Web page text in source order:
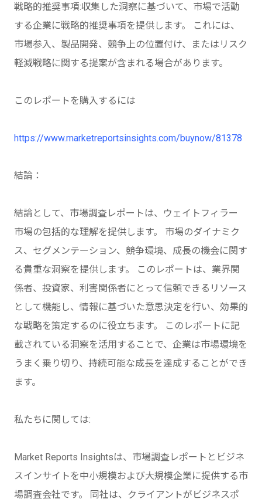
戦略的推奨事項:収集した洞察に基づいて、市場で活動
する企業に戦略的推奨事項を提供します。 これには、
市場参入、製品開発、競争上の位置付け、またはリスク
軽減戦略に関する提案が含まれる場合があります。
このレポートを購入するには
https://www.marketreportsinsights.com/buynow/81378
結論：
結論として、市場調査レポートは、ウェイトフィラー
市場の包括的な理解を提供します。 市場のダイナミク
ス、セグメンテーション、競争環境、成長の機会に関す
る貴重な洞察を提供します。 このレポートは、業界関
係者、投資家、利害関係者にとって信頼できるリソース
として機能し、情報に基づいた意思決定を行い、効果的
な戦略を策定するのに役立ちます。 このレポートに記
載されている洞察を活用することで、企業は市場環境を
うまく乗り切り、持続可能な成長を達成することができ
ます。
私たちに関しては:
Market Reports Insightsは、市場調査レポートとビジネ
スインサイトを中小規模および大規模企業に提供する市
場調査会社です。 同社は、クライアントがビジネスポ